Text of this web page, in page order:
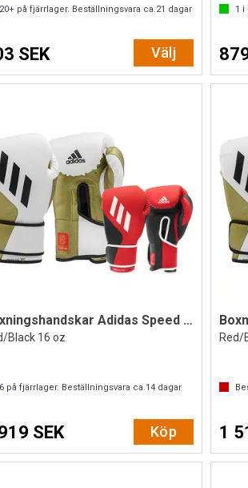
20+på fjärrlager. Beställningsvara ca.21 dagar
SEK Välj
1 i
Boxningshandskar Adidas Speed Tilt 350V
Black 16 oz
6på fjärrlager. Beställningsvara ca.14dagar
SEK Köp
Red/
1